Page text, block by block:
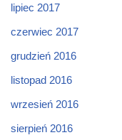
lipiec 2017
czerwiec 2017
grudzień 2016
listopad 2016
wrzesień 2016
sierpień 2016